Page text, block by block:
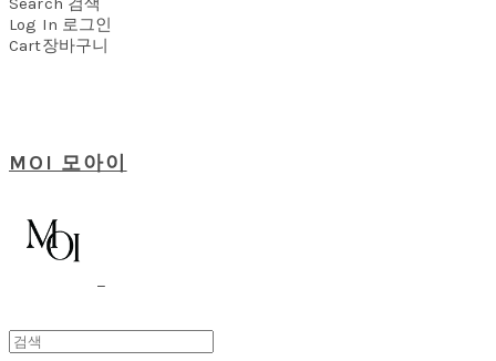
Log In 로그인
Cart장바구니
MOI 모아이